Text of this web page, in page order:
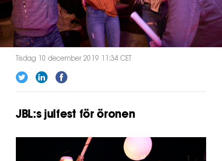
Tisdag 10 december 2019 11:34 CET
JBL:s julfest för öronen